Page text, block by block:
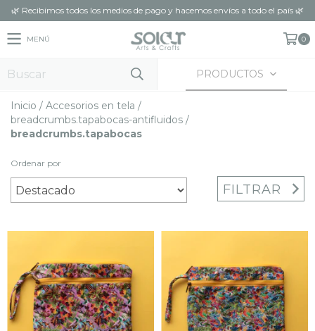
🌿 Recibimos todos los medios de pago y hacemos envíos a todo el país 🌿
MENÚ 0
PRODUCTOS
Inicio / Accesorios en tela /
breadcrumbs.tapabocas-antifluidos /
breadcrumbs.tapabocas
Ordenar por
FILTRAR